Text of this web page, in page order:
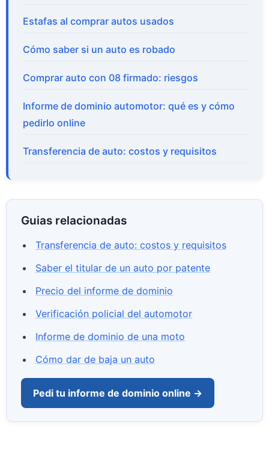
Estafas al comprar autos usados
Cómo saber si un auto es robado
Comprar auto con 08 firmado: riesgos
Informe de dominio automotor: qué es y cómo
pedirlo online
Transferencia de auto: costos y requisitos
Guias relacionadas
Transferencia de auto: costos y requisitos
Saber el titular de un auto por patente
Precio del informe de dominio
Verificación policial del automotor
Informe de dominio de una moto
Cómo dar de baja un auto
Pedi tu informe de dominio online →